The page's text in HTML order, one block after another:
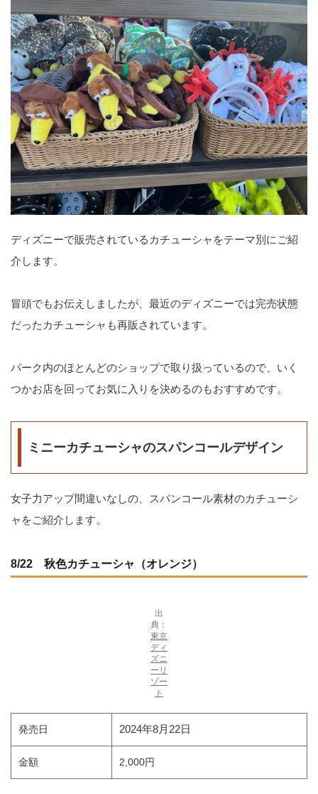
ディズニーで販売されているカチューシャをテーマ別にご紹
介します。
冒頭でもお伝えしましたが、最近のディズニーでは完売状態
だったカチューシャも再販されています。
パーク内のほとんどのショップで取り扱っているので、いく
つかお店を回ってお気に入りを決めるのもおすすめです。
ミニーカチューシャのスパンコールデザイン
女子力アップ間違いなしの、スパンコール素材のカチューシ
ャをご紹介します。
8/22 秋色カチューシャ（オレンジ）
出
典：
東京
ディ
ズニ
ーリ
ゾー
ト
発売日 2024年8月22日
金額 2,000円